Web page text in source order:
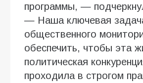
программы, —
— Наша ключевая
общественного
обеспечить, чтобы эта
политическая
проходила в строгом